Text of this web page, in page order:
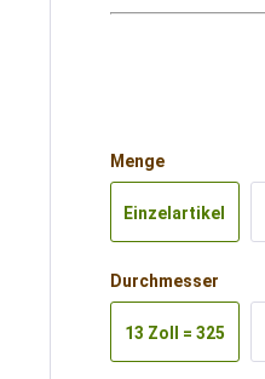
Menge
Einzelartikel
Durchmesser
13 Zoll = 325